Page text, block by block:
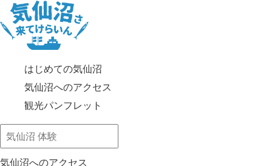
はじめての気仙沼
気仙沼へのアクセス
観光パンフレット
気仙沼へのアクセス